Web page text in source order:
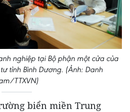
nghiệp tại Bộ phận một cửa của
tỉnh Bình Dương. (Ảnh: Danh
TTXVN)
biển miền Trung